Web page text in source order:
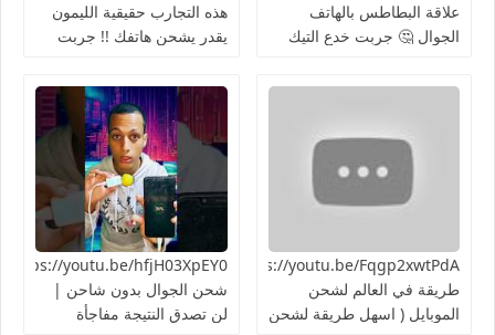
علاقة البطاطس بالهاتف
الجوال 🤔 جربت خدع التيك
هذه التجارب حقيقية الليمون
يقدر يشحن هاتفك !! جربت
https://youtu.be/Fqgp2xwtPdAأغرب
طريقة في العالم لشحن
الموبايل ( اسهل طريقة لشحن
شحن الجوال بدون شاحن |
لن تصدق النتيجة مفاجأة